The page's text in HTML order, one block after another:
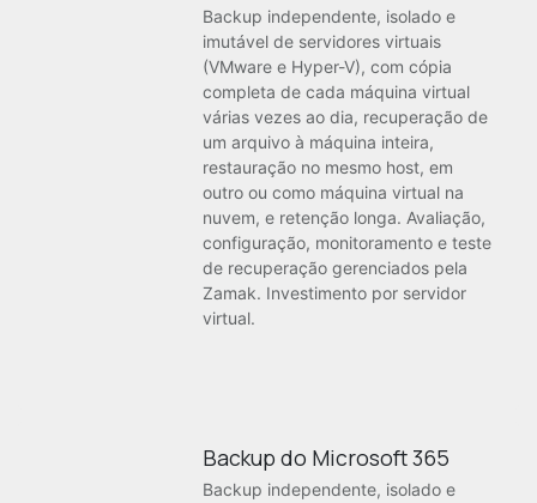
Backup independente, isolado e
imutável de servidores virtuais
(VMware e Hyper-V), com cópia
completa de cada máquina virtual
várias vezes ao dia, recuperação de
um arquivo à máquina inteira,
restauração no mesmo host, em
outro ou como máquina virtual na
nuvem, e retenção longa. Avaliação,
configuração, monitoramento e teste
de recuperação gerenciados pela
Zamak. Investimento por servidor
virtual.
Backup do Microsoft 365
Backup independente, isolado e